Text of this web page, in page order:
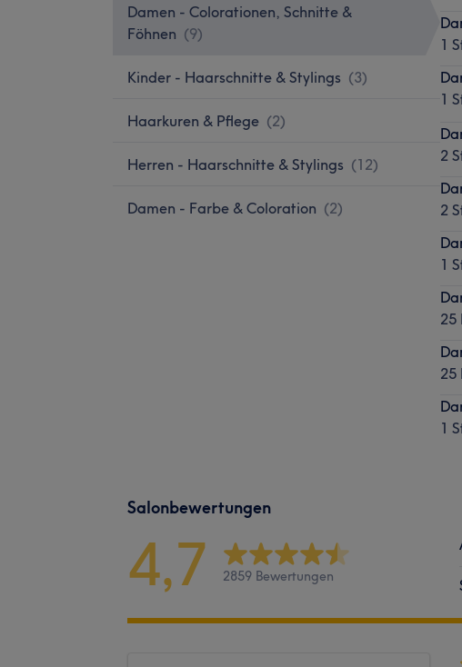
Damen - Colorationen, Schnitte &
Föhnen (9)
Kinder - Haarschnitte & Stylings (3)
Haarkuren & Pflege (2)
Herren - Haarschnitte & Stylings (12)
Damen - Farbe & Coloration (2)
1
1
2
2
1
25
25
1
Salonbewertungen
4,7 2859 Bewertungen